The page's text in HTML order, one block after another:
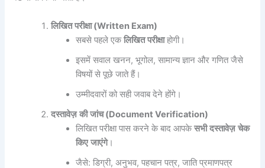
लिखित परीक्षा(Written Exam)
सबसे पहले एकलिखित परीक्षाहोगी।
इसमें सवाल खनन, भूगोल, सामान्य ज्ञान और गणित जैसे
विषयों से पूछे जाते हैं।
उम्मीदवारों को सही जवाब देने होंगे।
दस्तावेज़ की जांच(Document Verification)
लिखित परीक्षा पास करने के बाद आपकेसभी दस्तावेज़ चेक
किए जाएंगे।
जैसे: डिग्री, अनुभव, पहचान पत्र, जाति प्रमाणपत्र